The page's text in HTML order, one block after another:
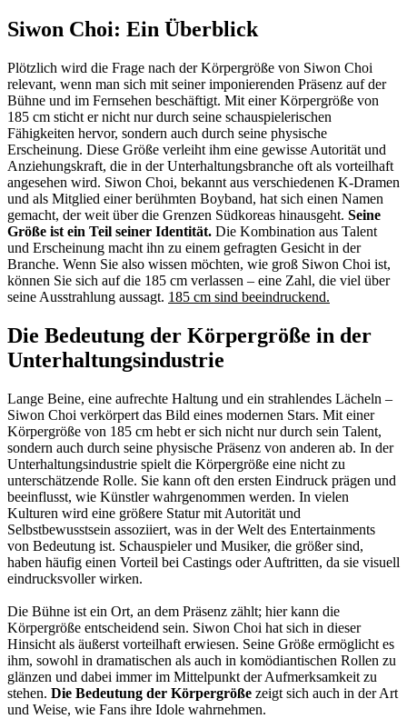
Siwon Choi: Ein Überblick
Plötzlich wird die Frage nach der Körpergröße von Siwon Choi
relevant, wenn man sich mit seiner imponierenden Präsenz auf der
Bühne und im Fernsehen beschäftigt. Mit einer Körpergröße von
185 cm sticht er nicht nur durch seine schauspielerischen
Fähigkeiten hervor, sondern auch durch seine physische
Erscheinung. Diese Größe verleiht ihm eine gewisse Autorität und
Anziehungskraft, die in der Unterhaltungsbranche oft als vorteilhaft
angesehen wird. Siwon Choi, bekannt aus verschiedenen K-Dramen
und als Mitglied einer berühmten Boyband, hat sich einen Namen
gemacht, der weit über die Grenzen Südkoreas hinausgeht. Seine
Größe ist ein Teil seiner Identität. Die Kombination aus Talent
und Erscheinung macht ihn zu einem gefragten Gesicht in der
Branche. Wenn Sie also wissen möchten, wie groß Siwon Choi ist,
können Sie sich auf die 185 cm verlassen – eine Zahl, die viel über
seine Ausstrahlung aussagt. 185 cm sind beeindruckend.
Die Bedeutung der Körpergröße in der
Unterhaltungsindustrie
Lange Beine, eine aufrechte Haltung und ein strahlendes Lächeln –
Siwon Choi verkörpert das Bild eines modernen Stars. Mit einer
Körpergröße von 185 cm hebt er sich nicht nur durch sein Talent,
sondern auch durch seine physische Präsenz von anderen ab. In der
Unterhaltungsindustrie spielt die Körpergröße eine nicht zu
unterschätzende Rolle. Sie kann oft den ersten Eindruck prägen und
beeinflusst, wie Künstler wahrgenommen werden. In vielen
Kulturen wird eine größere Statur mit Autorität und
Selbstbewusstsein assoziiert, was in der Welt des Entertainments
von Bedeutung ist. Schauspieler und Musiker, die größer sind,
haben häufig einen Vorteil bei Castings oder Auftritten, da sie visuell
eindrucksvoller wirken.
Die Bühne ist ein Ort, an dem Präsenz zählt; hier kann die
Körpergröße entscheidend sein. Siwon Choi hat sich in dieser
Hinsicht als äußerst vorteilhaft erwiesen. Seine Größe ermöglicht es
ihm, sowohl in dramatischen als auch in komödiantischen Rollen zu
glänzen und dabei immer im Mittelpunkt der Aufmerksamkeit zu
stehen. Die Bedeutung der Körpergröße zeigt sich auch in der Art
und Weise, wie Fans ihre Idole wahrnehmen.